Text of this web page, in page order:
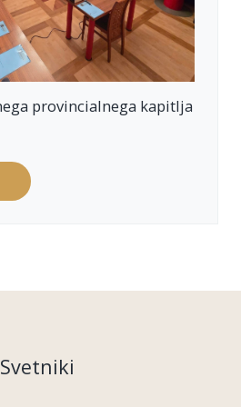
provincialnega kapitlja
Svetniki